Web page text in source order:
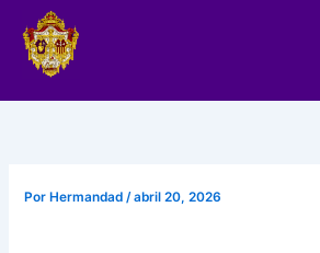
Por Hermandad/abril 20, 2026